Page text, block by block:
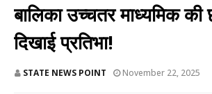
बालिका उच्चतर माध्यमिक
दिखाई प्रतिभा!
STATE NEWS POINT November 22, 2025